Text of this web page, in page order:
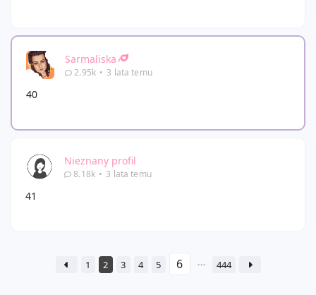
Sarmaliska
2.95k • 3 lata temu
40
Nieznany profil
8.18k • 3 lata temu
41
1 2 3 4 5 444